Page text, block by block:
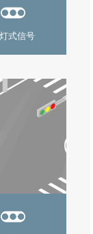
式信号